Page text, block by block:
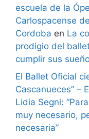
escuela de la
Carlospacense
Cordoba en La
prodigio del
cumplir sus
El Ballet Oficial
Cascanueces” –
Lidia Segni:
muy necesario,
necesaria”